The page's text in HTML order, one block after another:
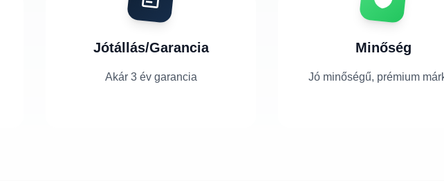
Jótállás/Garancia
Akár 3 év garancia
Minőség
Jó minőségű, prémium